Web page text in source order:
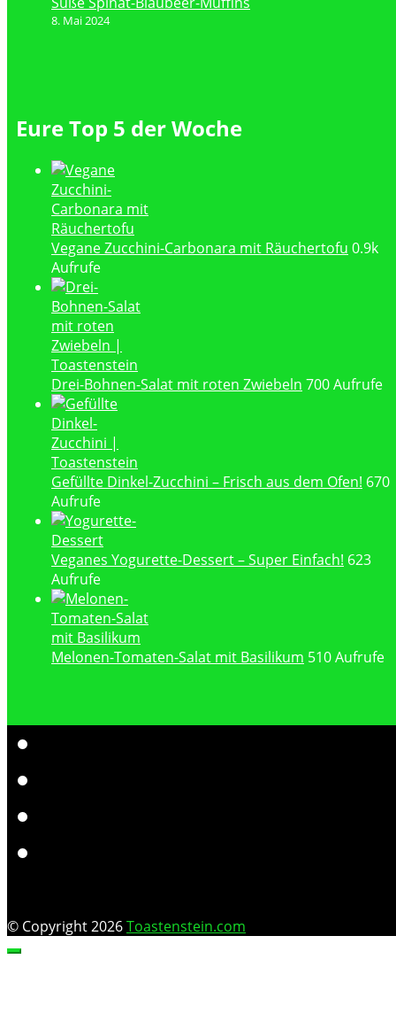
8. Mai 2024
Eure Top 5 der Woche
Vegane Zucchini-Carbonara mit Räuchertofu 0.9k
Aufrufe
Drei-Bohnen-Salat mit roten Zwiebeln 700 Aufrufe
Gefüllte Dinkel-Zucchini – Frisch aus dem Ofen! 670
Aufrufe
Veganes Yogurette-Dessert – Super Einfach! 623
Aufrufe
Melonen-Tomaten-Salat mit Basilikum 510 Aufrufe
© Copyright 2026Toastenstein.com